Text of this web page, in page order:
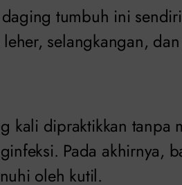
tumbuh ini
selangkangan,
kali dipraktikkan tanpa
Pada akhirnya,
oleh kutil.